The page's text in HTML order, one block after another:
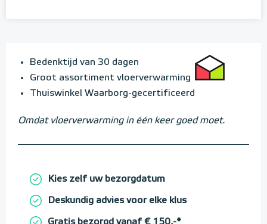
Bedenktijd van 30 dagen
Groot assortiment vloerverwarming
Thuiswinkel Waarborg-gecertificeerd
Omdat vloerverwarming in één keer goed moet.
Kies zelf uw bezorgdatum
Deskundig advies voor elke klus